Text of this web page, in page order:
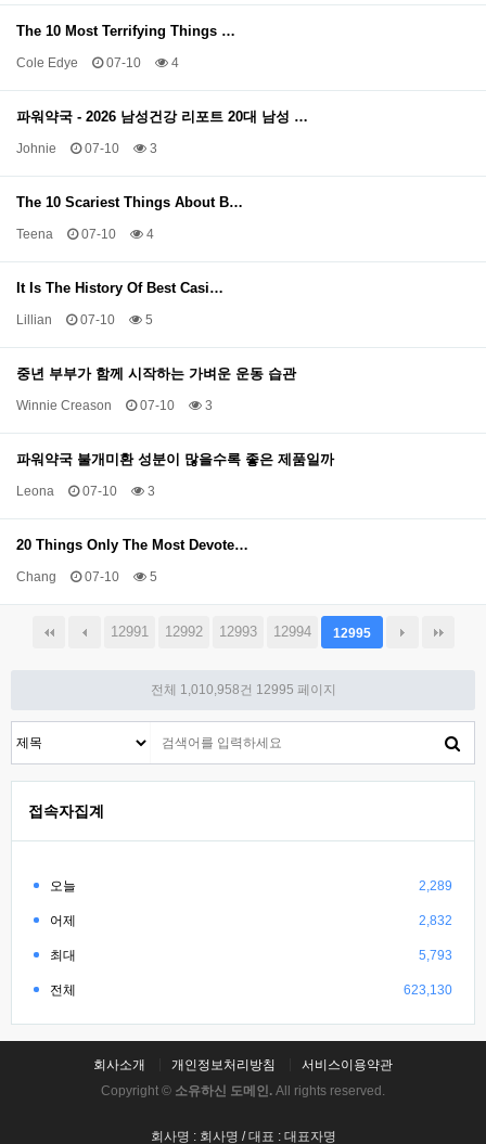
The 10 Most Terrifying Things …
Cole Edye 07-10 4
파워약국 - 2026 남성건강 리포트 20대 남성 …
Johnie 07-10 3
The 10 Scariest Things About B…
Teena 07-10 4
It Is The History Of Best Casi…
Lillian 07-10 5
중년 부부가 함께 시작하는 가벼운 운동 습관
Winnie Creason 07-10 3
파워약국 불개미환 성분이 많을수록 좋은 제품일까
Leona 07-10 3
20 Things Only The Most Devote…
Chang 07-10 5
12991 12992 12993 12994 12995
전체 1,010,958건 12995 페이지
접속자집계
오늘 2,289
어제 2,832
최대 5,793
전체 623,130
회사소개 개인정보처리방침
서비스이용약관
Copyright © 소유하신 도메인. All rights reserved.
회사명 : 회사명 / 대표 : 대표자명